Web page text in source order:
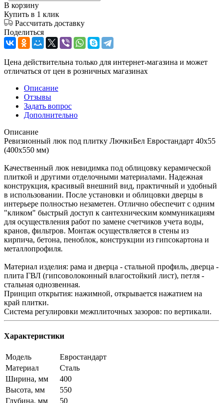
В корзину
Купить в 1 клик
Рассчитать доставку
Поделиться
Цена действительна только для интернет-магазина и может
отличаться от цен в розничных магазинах
Описание
Отзывы
Задать вопрос
Дополнительно
Описание
Ревизионный люк под плитку ЛючкиБел Евростандарт 40х55
(400х550 мм)
Качественный люк невидимка под облицовку керамической
плиткой и другими отделочными материалами. Надежная
конструкция, красивый внешний вид, практичный и удобный
в использовании. После установки и облицовки дверцы в
интерьере полностью незаметен. Отлично обеспечит с одним
"кликом" быстрый доступ к сантехническим коммуникациям
для осуществления работ по замене счетчиков учета воды,
кранов, фильтров. Монтаж осуществляется в стены из
кирпича, бетона, пеноблок, конструкции из гипсокартона и
металлопрофиля.
Материал изделия: рама и дверца - стальной профиль, дверца -
плита ГВЛ (гипсоволоконный влагостойкий лист), петля -
стальная однозвенная.
Принцип открытия: нажимной, открывается нажатием на
край плитки.
Система регулировки межплиточных зазоров: по вертикали.
Характеристики
Модель
Евростандарт
Материал
Сталь
Ширина, мм
400
Высота, мм
550
Глубина, мм
50